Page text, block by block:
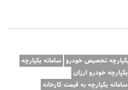
تخصیص خودرو سامانه یکپارچه
خودرو ارزان
سامانه یکپارچه به قیمت کارخانه